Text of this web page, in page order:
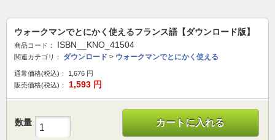
ウォークマンでとにかく使えるフランス語【ダウンロード版】
商品コード： ISBN__KNO_41504
関連カテゴリ： ダウンロード > ウォークマンでとにかく使える
通常価格(税込)： 1,676 円
販売価格(税込)：
1,593 円
数量 カートに入れる